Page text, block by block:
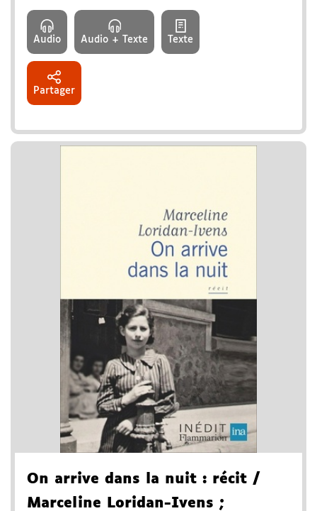
Audio Audio + Texte Texte
Partager
On arrive dans la nuit : récit /
Marceline Loridan-Ivens ;